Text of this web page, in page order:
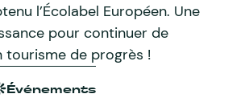
l’Écolabel Européen. Une
pour continuer de
tourisme de progrès !
Événements